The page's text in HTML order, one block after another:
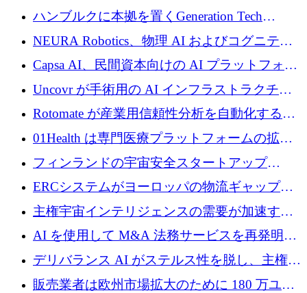
傷治療薬を市場に投入するために 160 万ユー
ロを調達
ハンブルクに本拠を置くGeneration Tech
Partnersが5,000万ユーロのAIロールアップファ
NEURA Robotics、物理 AI およびコグニティ
ブ ロボティクス プラットフォームを拡張する
ためにシリーズ C で最大 14 億ドルを確保
Capsa AI、民間資本向けの AI プラットフォー
ムを拡大するために 1,800 万ドルを調達
Uncovr が手術用の AI インフラストラクチャ
を構築するために 700 万ドルを調達
Rotomate が産業用信頼性分析を自動化するた
めに 210 万ユーロを調達
01Health は専門医療プラットフォームの拡大
に 1,500 万ドルを確保
フィンランドの宇宙安全スタートアップ
Aavuus が、スペースデブリ追跡に取り組むプ
レシード資金を獲得
ERCシステムがヨーロッパの物流ギャップを
埋めるために設計された重量物運搬用eVTOL
であるVictorを発表
主権宇宙インテリジェンスの需要が加速する
中、ICEYEは評価額100億ユーロ以上で4億
AI を使用して M&A 法務サービスを再発明す
るために 110 万ユーロを適切に確保
デリバランス AI がステルス性を脱し、主権の
あるエンタープライズ AI を強化
販売業者は欧州市場拡大のために 180 万ユー